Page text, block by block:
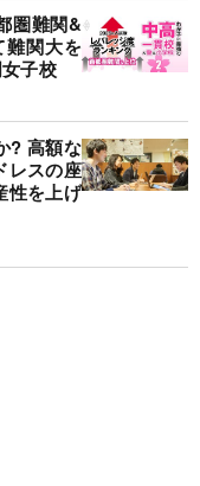
圏難関&
難関大を
子校
? 高額な
レスの座
性を上げ